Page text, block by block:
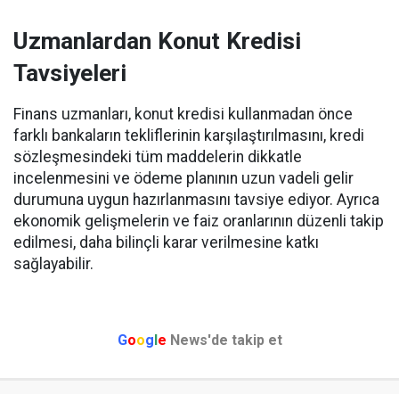
Uzmanlardan Konut Kredisi
Tavsiyeleri
Finans uzmanları, konut kredisi kullanmadan önce
farklı bankaların tekliflerinin karşılaştırılmasını, kredi
sözleşmesindeki tüm maddelerin dikkatle
incelenmesini ve ödeme planının uzun vadeli gelir
durumuna uygun hazırlanmasını tavsiye ediyor. Ayrıca
ekonomik gelişmelerin ve faiz oranlarının düzenli takip
edilmesi, daha bilinçli karar verilmesine katkı
sağlayabilir.
Google News'de takip et